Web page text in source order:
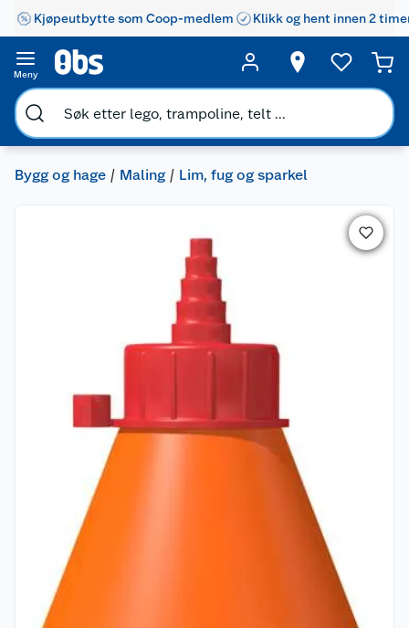
Kjøpeutbytte som Coop-medlem Klikk og hent innen 2
Meny
Bygg og hage Maling Lim, fug og sparkel